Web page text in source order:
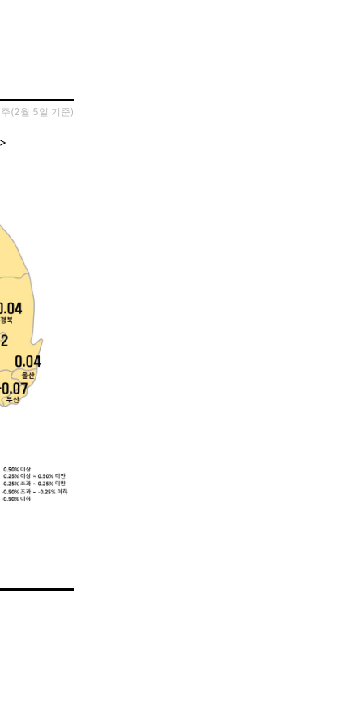
(2월 5일 기준)